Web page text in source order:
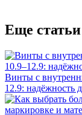
Еще статьи
Винты с
12.9: надёжность